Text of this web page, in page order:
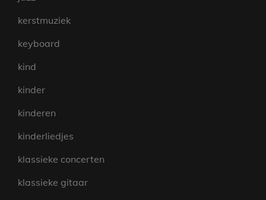
kerstmuziek
keyboard
kind
kinder
kinderen
kinderliedjes
klassieke concerten
klassieke gitaar